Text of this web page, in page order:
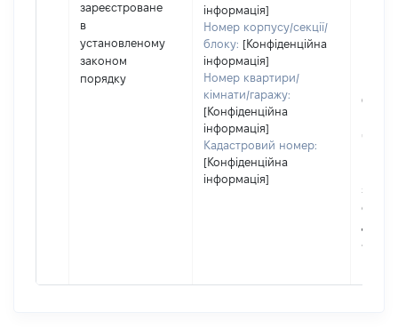
зареєстроване
в
установленому
законом
порядку
інформація]
Номер корпусу/секції/
блоку: [Конфіденційна
інформація]
Номер квартири/
кімнати/гаражу:
[Конфіденційна
інформація]
Кадастровий номер:
[Конфіденційна
інформація]
Об'єкт
за
або